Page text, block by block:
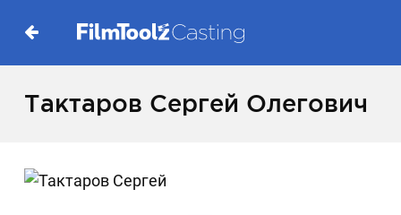
Тактаров Сергей Олегович